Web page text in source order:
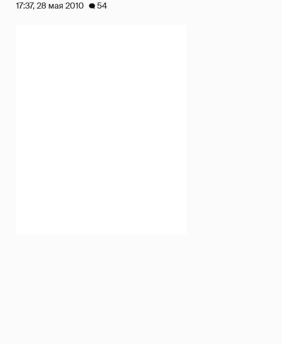
17:37, 28 мая 2010 54